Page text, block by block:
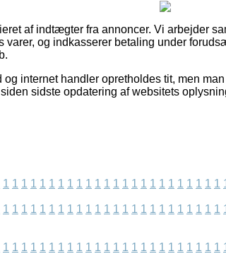
af indtægter fra annoncer. Vi arbejder
varer, og indkasserer betaling under
og internet handler opretholdes tit, men
sidste opdatering af websitets
1 1 1 1 1 1 1 1 1 1 1 1 1 1 1 1 1 1 1 1 1 1 1 1
1 1 1 1 1 1 1 1 1 1 1 1 1 1 1 1 1 1 1 1 1 1 1 1
1 1 1 1 1 1 1 1 1 1 1 1 1 1 1 1 1 1 1 1 1 1 1 1